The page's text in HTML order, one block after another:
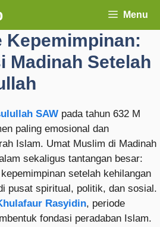
Menu
Kepemimpinan:
Madinah Setelah
SAW pada tahun 632 M
paling emosional dan
Islam. Umat Muslim di Madinah
sekaligus tantangan besar:
setelah kehilangan
pusat spiritual, politik, dan sosial.
Rasyidin, periode
fondasi peradaban Islam.